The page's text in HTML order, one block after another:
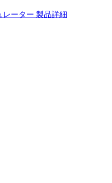
レーター 製品詳細